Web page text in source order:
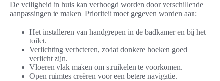
De veiligheid in huis kan verhoogd worden door verschillende
aanpassingen te maken. Prioriteit moet gegeven worden aan:
Het installeren van handgrepen in de badkamer en bij het
toilet.
Verlichting verbeteren, zodat donkere hoeken goed
verlicht zijn.
Vloeren vlak maken om struikelen te voorkomen.
Open ruimtes creëren voor een betere navigatie.